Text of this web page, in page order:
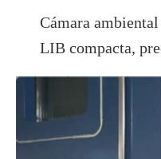
Cámara
LIB compacta,